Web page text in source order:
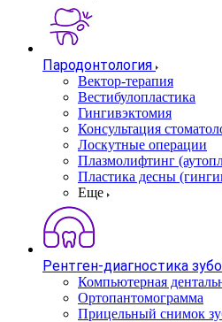
Пародонтология
Вектор-терапия
Вестибулопластика
Гингивэктомия
Консультация
Лоскутные операции
Плазмолифтинг
Пластика десны
Еще
Рентген-диагностика
Компьютерная
Ортопантомограмма
Прицельный снимок